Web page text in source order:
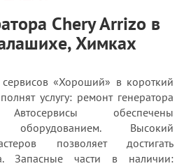
Chery Arrizo в
Химках
«Хороший» в короткий
услугу: ремонт генератора
обеспечены
оборудованием. Высокий
позволяет достигать
Запасные части в наличии: